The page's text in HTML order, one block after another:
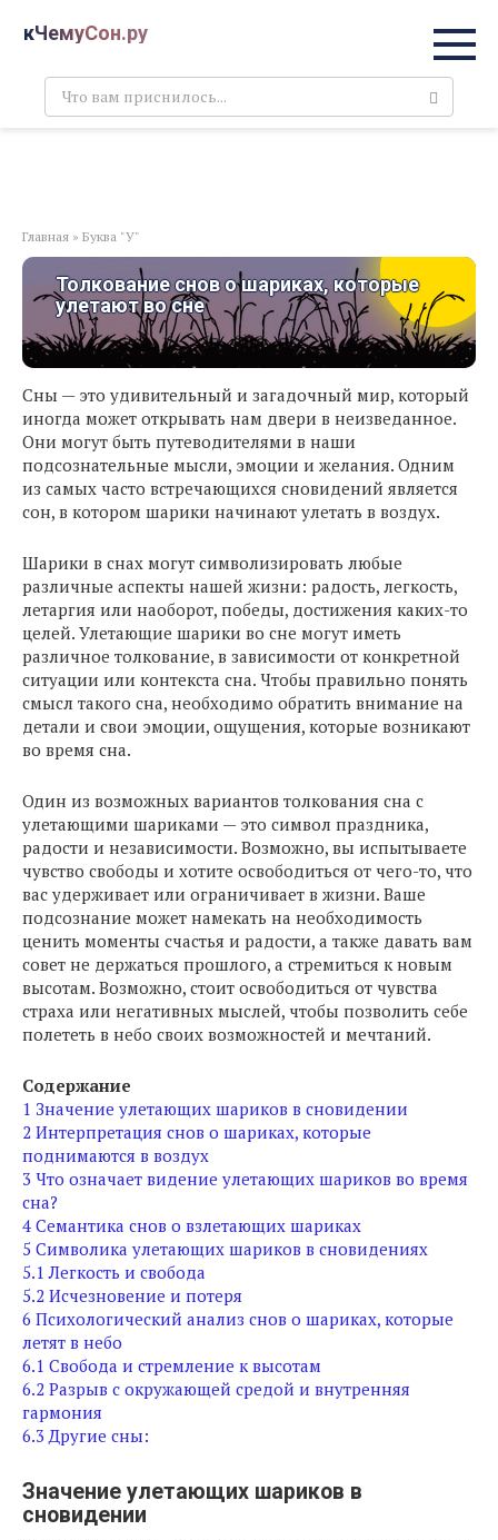
кЧемуСон.ру
Поиск:
Главная » Буква "У"
Толкование снов о шариках, которые
улетают во сне
Сны — это удивительный и загадочный мир, который
иногда может открывать нам двери в неизведанное.
Они могут быть путеводителями в наши
подсознательные мысли, эмоции и желания. Одним
из самых часто встречающихся сновидений является
сон, в котором шарики начинают улетать в воздух.
Шарики в снах могут символизировать любые
различные аспекты нашей жизни: радость, легкость,
летаргия или наоборот, победы, достижения каких-то
целей. Улетающие шарики во сне могут иметь
различное толкование, в зависимости от конкретной
ситуации или контекста сна. Чтобы правильно понять
смысл такого сна, необходимо обратить внимание на
детали и свои эмоции, ощущения, которые возникают
во время сна.
Один из возможных вариантов толкования сна с
улетающими шариками — это символ праздника,
радости и независимости. Возможно, вы испытываете
чувство свободы и хотите освободиться от чего-то, что
вас удерживает или ограничивает в жизни. Ваше
подсознание может намекать на необходимость
ценить моменты счастья и радости, а также давать вам
совет не держаться прошлого, а стремиться к новым
высотам. Возможно, стоит освободиться от чувства
страха или негативных мыслей, чтобы позволить себе
полететь в небо своих возможностей и мечтаний.
Содержание
1 Значение улетающих шариков в сновидении
2 Интерпретация снов о шариках, которые
поднимаются в воздух
3 Что означает видение улетающих шариков во время
сна?
4 Семантика снов о взлетающих шариках
5 Символика улетающих шариков в сновидениях
5.1 Легкость и свобода
5.2 Исчезновение и потеря
6 Психологический анализ снов о шариках, которые
летят в небо
6.1 Свобода и стремление к высотам
6.2 Разрыв с окружающей средой и внутренняя
гармония
6.3 Другие сны:
Значение улетающих шариков в
сновидении